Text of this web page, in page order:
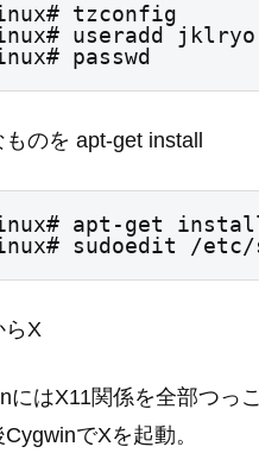
tzconfig
useradd jklryo
passwd
のを apt-get install
apt-get
sudoedit /etc/
らX
にはX11関係を全部つっ
でXを起動。